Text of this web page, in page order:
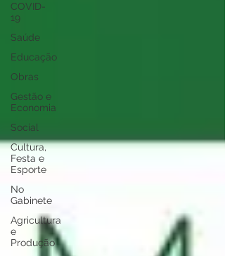
COVID-
19
Saúde
Educação
Obras
Gestão e
Economia
Social
Cultura,
Festa e
Esporte
No
Gabinete
Agricultura
e
Produção